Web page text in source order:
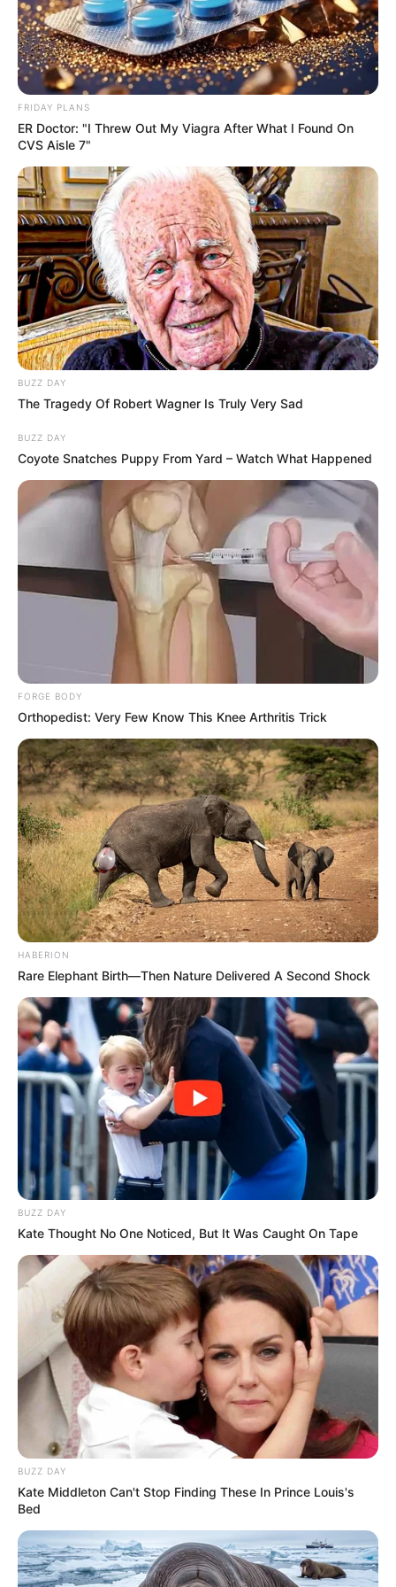
BALLINA BALLINA STATIKE EURO 2024 KOMBËTARET
“Tifoz i Interit dhe Partizanit”, Ylli
Rakipi zbulon preferencat në
futboll: Të fusnin në burg po të
mbështesje Gjermaninë për…
June 24, 2021 Sport Ekspres
Drejtuesi i emisionin “Të Paekspozuarit”, Ylli Rakipi, ka
zbuluar preferencat sa i përket futbollit. Gazetari i njohur
kur bëhet fjalë për kampionatet në Europë. Kur flitet për
“Skaner” që transmetohet në “MCN TV”, Rakipi ka thënë se
në kohën e diktaturës nuk mund të thuhej se e mbështesje
Gjermaninë për ndonjë arsye tjetër, që nuk kishte lidhje me
FRIDAY PLANS
ER Doctor: "I Threw Out My Viagra After What I Found On
CVS Aisle 7"
BUZZ DAY
The Tragedy Of Robert Wagner Is Truly Very Sad
BUZZ DAY
Coyote Snatches Puppy From Yard – Watch What Happened
FORGE BODY
Orthopedist: Very Few Know This Knee Arthritis Trick
HABERION
Rare Elephant Birth—Then Nature Delivered A Second Shock
BUZZ DAY
Kate Thought No One Noticed, But It Was Caught On Tape
BUZZ DAY
Kate Middleton Can't Stop Finding These In Prince Louis's
Bed